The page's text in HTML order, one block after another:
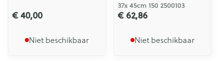
€ 40,00
Niet beschikbaar
37x 45cm 150 2500103
€ 62,86
Niet beschikbaar